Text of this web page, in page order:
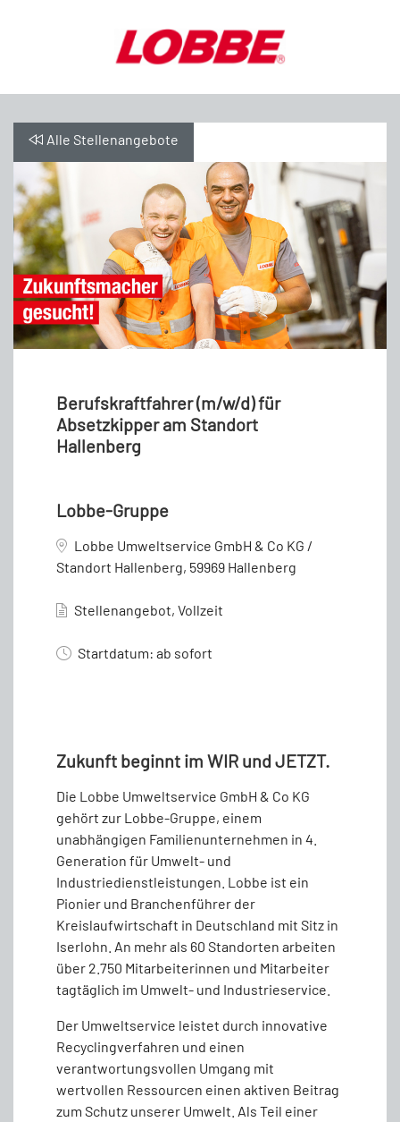
Alle Stellenangebote
Berufskraftfahrer (m/w/d) für
Absetzkipper am Standort
Hallenberg
Lobbe-Gruppe
Lobbe Umweltservice GmbH & Co KG /
Standort Hallenberg, 59969 Hallenberg
Stellenangebot, Vollzeit
Startdatum: ab sofort
Zukunft beginnt im WIR und JETZT.
Die Lobbe Umweltservice GmbH & Co KG
gehört zur Lobbe-Gruppe, einem
unabhängigen Familienunternehmen in 4.
Generation für Umwelt- und
Industriedienstleistungen. Lobbe ist ein
Pionier und Branchenführer der
Kreislaufwirtschaft in Deutschland mit Sitz in
Iserlohn. An mehr als 60 Standorten arbeiten
über 2.750 Mitarbeiterinnen und Mitarbeiter
tagtäglich im Umwelt- und Industrieservice.
Der Umweltservice leistet durch innovative
Recyclingverfahren und einen
verantwortungsvollen Umgang mit
wertvollen Ressourcen einen aktiven Beitrag
zum Schutz unserer Umwelt. Als Teil einer